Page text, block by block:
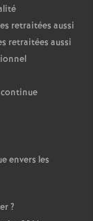
retraitées aussi
retraitées aussi
envers les
?